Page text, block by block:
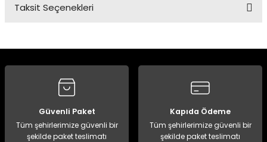
Yorum Yaz
Taksit Seçenekleri
Güvenli Paket
Tüm şehirlerimize güvenli bir
şekilde paket teslimatı
Kapıda Ödeme
Tüm şehirlerimize güvenli bir
şekilde paket teslimatı